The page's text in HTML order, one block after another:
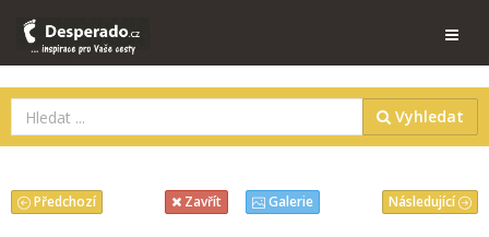
Vyhledat
Následující
Předchozí Zavřít Galerie